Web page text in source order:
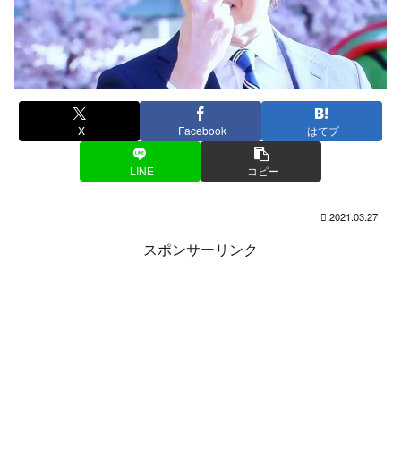
X Facebook はてブ
LINE コピー
2021.03.27
スポンサーリンク